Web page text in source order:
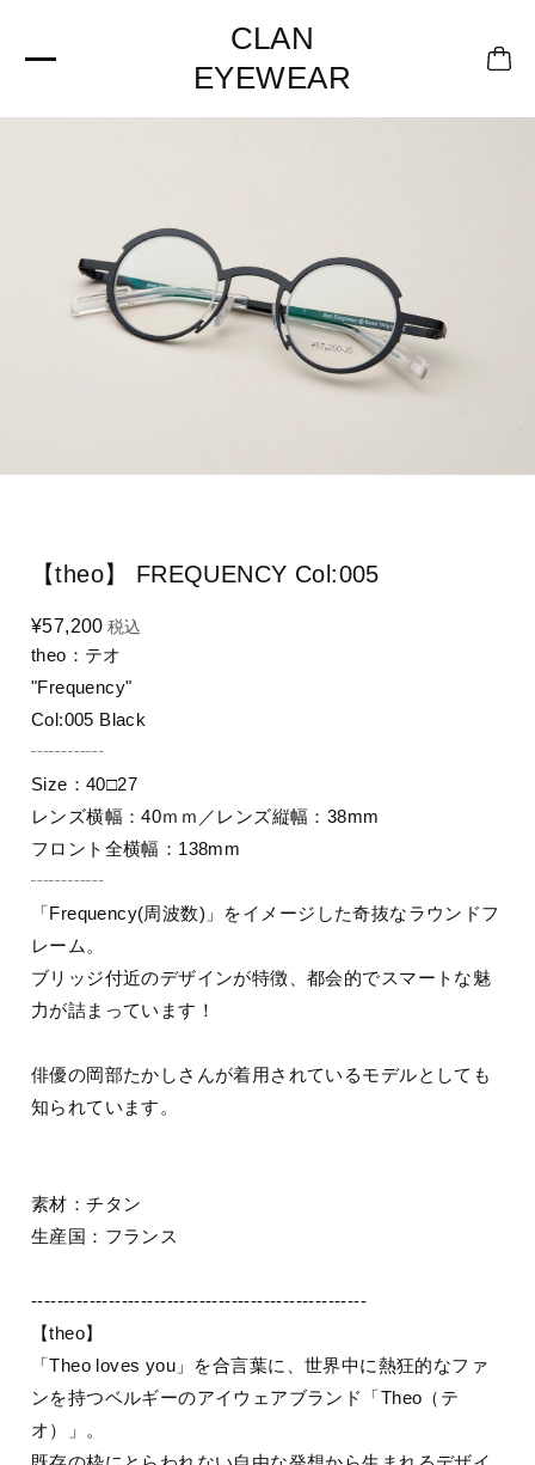
CLAN
EYEWEAR
【theo】 FREQUENCY Col:005
¥57,200 税込
theo：テオ
"Frequency"
Col:005 Black
┄┄┄┄
Size：40□27
レンズ横幅：40ｍｍ／レンズ縦幅：38mm
フロント全横幅：138mm
┄┄┄┄
「Frequency(周波数)」をイメージした奇抜なラウンドフ
レーム。
ブリッジ付近のデザインが特徴、都会的でスマートな魅
力が詰まっています！
俳優の岡部たかしさんが着用されているモデルとしても
知られています。
素材：チタン
生産国：フランス
----------------------------------------------------
【theo】
「Theo loves you」を合言葉に、世界中に熱狂的なファ
ンを持つベルギーのアイウェアブランド「Theo（テ
オ）」。